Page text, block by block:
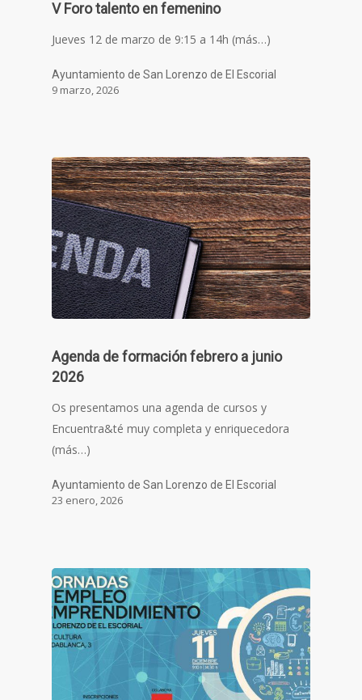
V Foro talento en femenino
Jueves 12 de marzo de 9:15 a 14h (más…)
Ayuntamiento de San Lorenzo de El Escorial
9 marzo, 2026
Agenda de formación febrero a junio
2026
Os presentamos una agenda de cursos y
Encuentra&té muy completa y enriquecedora
(más…)
Ayuntamiento de San Lorenzo de El Escorial
23 enero, 2026